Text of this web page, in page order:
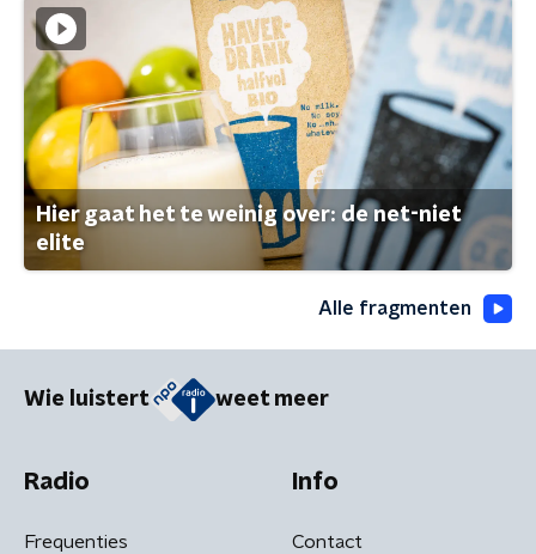
Hier gaat het te weinig over: de net-niet
elite
Alle fragmenten
Wie luistert weet meer
Radio
Frequenties
Info
Contact